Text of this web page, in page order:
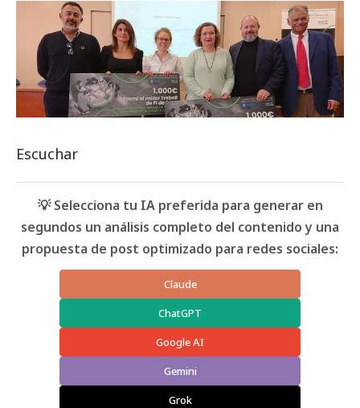
Escuchar
💡 Selecciona tu IA preferida para generar en
segundos un análisis completo del contenido y una
propuesta de post optimizado para redes sociales:
Claude
ChatGPT
Google AI
Gemini
Grok